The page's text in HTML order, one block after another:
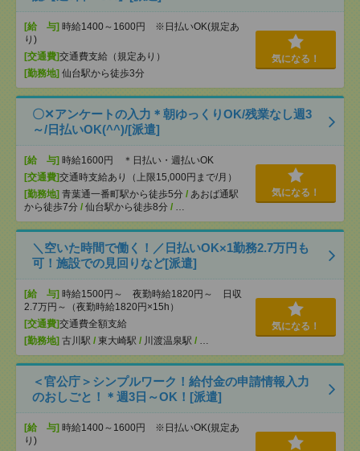
[給 与] 時給1400～1600円 ※日払いOK(規定あ
り)
[交通費]交通費支給（規定あり）
[勤務地] 仙台駅から徒歩3分
気になる！
〇✕アンケートの入力＊朝ゆっくりOK/残業なし週3
～/日払いOK(^^)/[派遣]
[給 与] 時給1600円 ＊日払い・週払いOK
[交通費]交通時支給あり（上限15,000円まで/月）
[勤務地] 青葉通一番町駅から徒歩5分 / あおば通駅
から徒歩7分 / 仙台駅から徒歩8分 / …
気になる！
＼空いた時間で働く！／日払いOK×1勤務2.7万円も
可！施設での見回りなど[派遣]
[給 与] 時給1500円～ 夜勤時給1820円～ 日収
2.7万円～（夜勤時給1820円×15h）
[交通費]交通費全額支給
[勤務地] 古川駅 / 東大崎駅 / 川渡温泉駅 / …
気になる！
＜官公庁＞シンプルワーク！給付金の申請情報入力
のおしごと！＊週3日～OK！[派遣]
[給 与] 時給1400～1600円 ※日払いOK(規定あ
り)